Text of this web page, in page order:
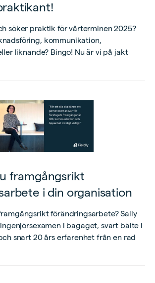
söker praktik för vårterminen 2025?
kommunikation,
liknande? Bingo! Nu är vi på jakt
framgångsrikt
i din organisation
förändringsarbete? Sally
i bagaget, svart bälte i
snart 20 års erfarenhet från en rad